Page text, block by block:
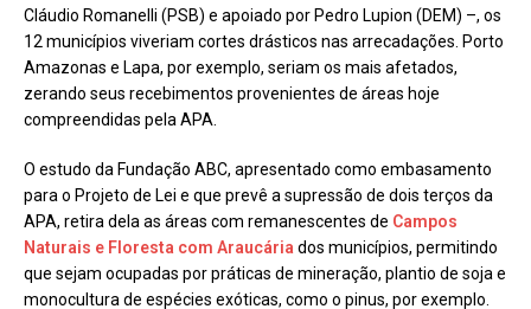
Cláudio Romanelli (PSB) e apoiado por Pedro Lupion (DEM) –, os
12 municípios viveriam cortes drásticos nas arrecadações. Porto
Amazonas e Lapa, por exemplo, seriam os mais afetados,
zerando seus recebimentos provenientes de áreas hoje
compreendidas pela APA.
O estudo da Fundação ABC, apresentado como embasamento
para o Projeto de Lei e que prevê a supressão de dois terços da
APA, retira dela as áreas com remanescentes de Campos
Naturais e Floresta com Araucária dos municípios, permitindo
que sejam ocupadas por práticas de mineração, plantio de soja e
monocultura de espécies exóticas, como o pinus, por exemplo.